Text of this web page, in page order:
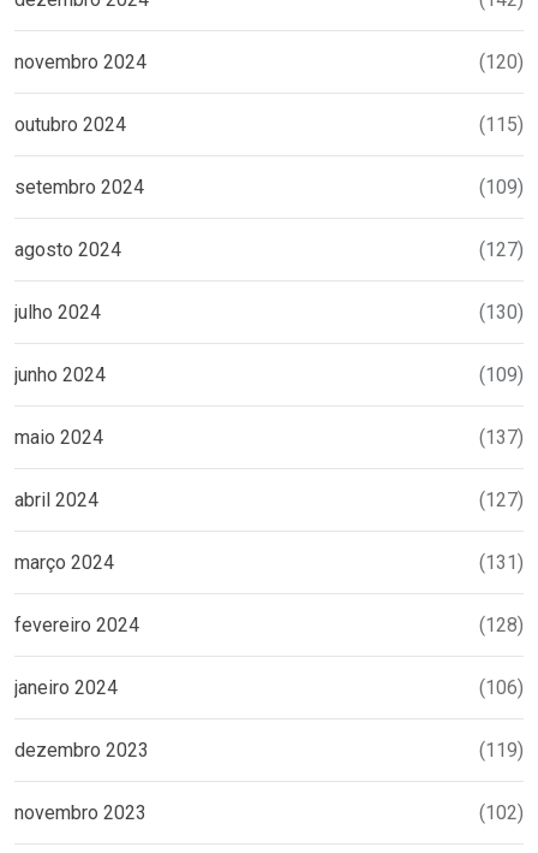
novembro 2024 (120)
outubro 2024 (115)
setembro 2024 (109)
agosto 2024 (127)
julho 2024 (130)
junho 2024 (109)
maio 2024 (137)
abril 2024 (127)
março 2024 (131)
fevereiro 2024 (128)
janeiro 2024 (106)
dezembro 2023 (119)
novembro 2023 (102)